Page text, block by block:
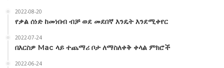
2022-08-20
የቃል ሰነድ ከመነበብ ብቻ ወደ መደበኛ እንዴት እንደሚቀየር
2022-07-24
በእርስዎ Mac ላይ ተጨማሪ ቦታ ለማስለቀቅ ቀላል ምክሮች
2022-06-24